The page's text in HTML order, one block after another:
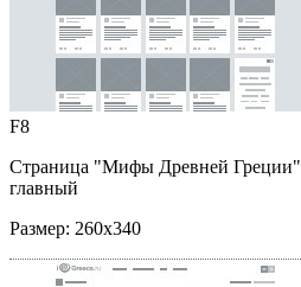
F8
Страница "Мифы Древней Греции"
главный
Размер: 260x340